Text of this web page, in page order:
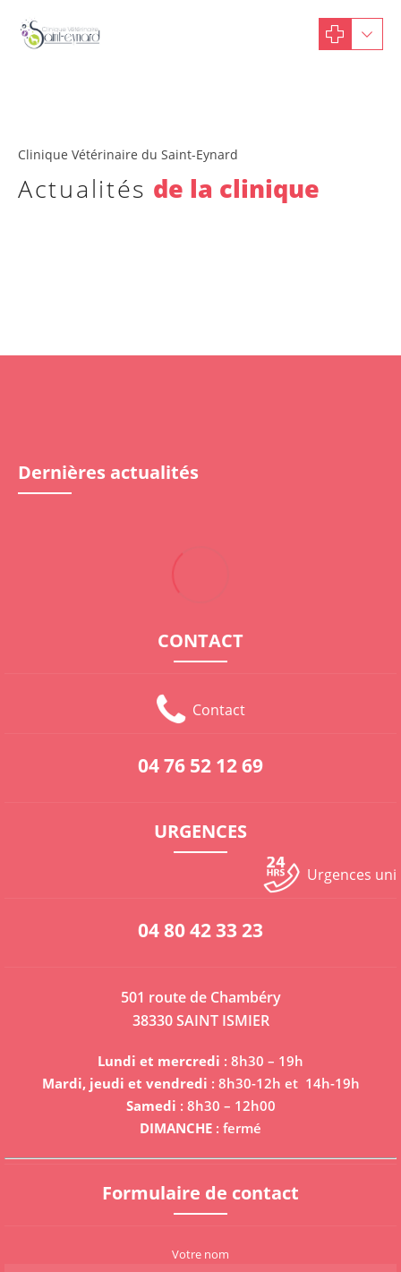
Clinique Vétérinaire du Saint-Eynard
Actualités de la clinique
Dernières actualités
CONTACT
Contact
04 76 52 12 69
URGENCES
Urgences
04 80 42 33 23
501 route de Chambéry
38330 SAINT ISMIER
Lundi et mercredi : 8h30 – 19h
Mardi, jeudi et vendredi : 8h30-12h et 14h-19h
Samedi : 8h30 – 12h00
DIMANCHE : fermé
Formulaire de contact
Votre nom